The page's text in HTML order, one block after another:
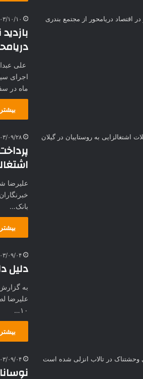
۱۴۰۳/
علی
ماه در
۱۴۰۳/
بانک…
۱۴۰۳/
دلیل
به
علیرضا
۱۰…
۱۴۰۳/